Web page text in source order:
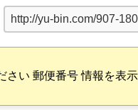
さい 郵便番号 情報を表